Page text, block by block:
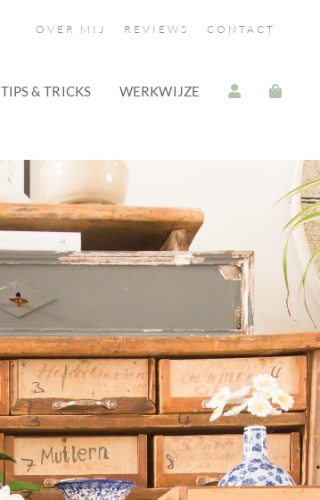
OVER MIJ REVIEWS CONTACT
TIPS & TRICKS WERKWIJZE